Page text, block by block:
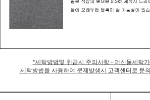
*세탁방법및 취급시 주의사항 - 머신물세탁
세탁방법을 사용하여 문제발생시 고객센터로 문